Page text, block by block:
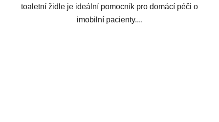
toaletní židle je ideální pomocník pro domácí péči o
imobilní pacienty....